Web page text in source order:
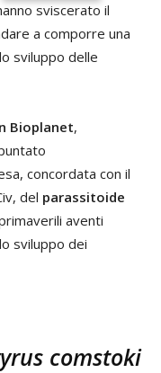
sviscerato il
a comporre una
sviluppo delle
Bioplanet,
concordata con il
del parassitoide
aventi
sviluppo dei
comstoki